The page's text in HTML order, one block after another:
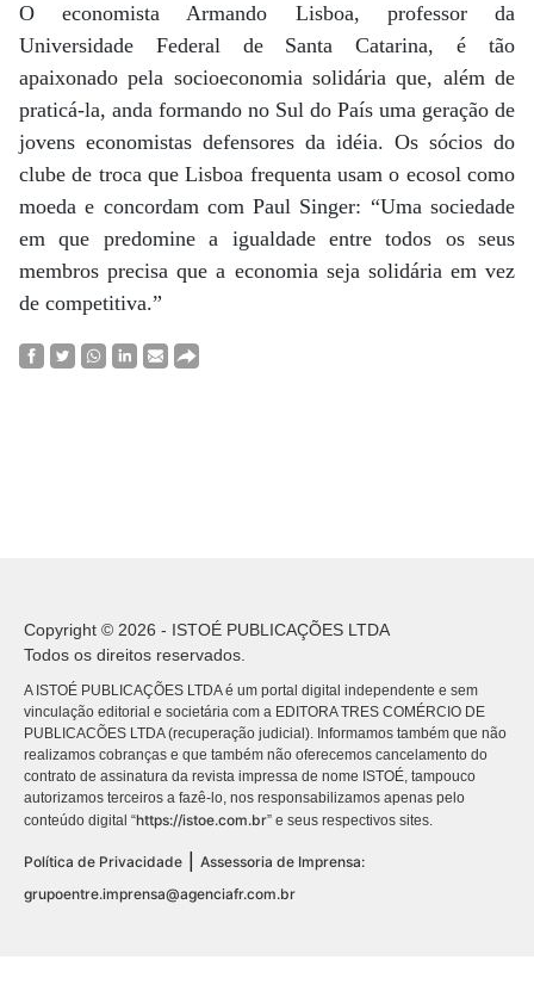
O economista Armando Lisboa, professor da
Universidade Federal de Santa Catarina, é tão
apaixonado pela socioeconomia solidária que, além de
praticá-la, anda formando no Sul do País uma geração de
jovens economistas defensores da idéia. Os sócios do
clube de troca que Lisboa frequenta usam o ecosol como
moeda e concordam com Paul Singer: “Uma sociedade
em que predomine a igualdade entre todos os seus
membros precisa que a economia seja solidária em vez
de competitiva.”
Copyright © 2026 - ISTOÉ PUBLICAÇÕES LTDA
Todos os direitos reservados.
A ISTOÉ PUBLICAÇÕES LTDA é um portal digital independente e sem
vinculação editorial e societária com a EDITORA TRES COMÉRCIO DE
PUBLICACÕES LTDA (recuperação judicial). Informamos também que não
realizamos cobranças e que também não oferecemos cancelamento do
contrato de assinatura da revista impressa de nome ISTOÉ, tampouco
autorizamos terceiros a fazê-lo, nos responsabilizamos apenas pelo
conteúdo digital “https://istoe.com.br” e seus respectivos sites.
Política de Privacidade
Assessoria de Imprensa:
grupoentre.imprensa@agenciafr.com.br